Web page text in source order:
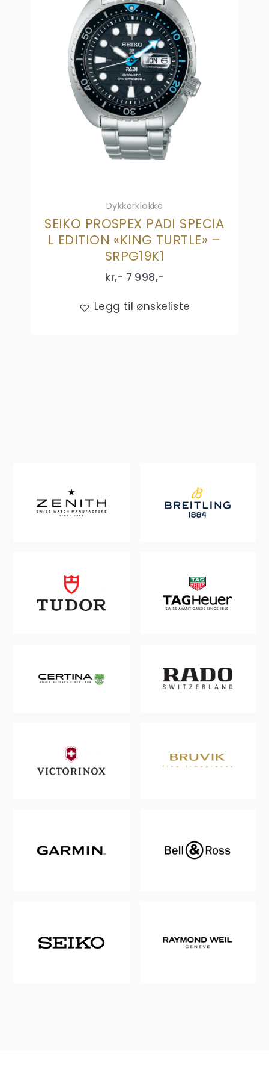
Dykkerklokke
SEIKO PROSPEX PADI SPECIA
L EDITION «KING TURTLE» –
SRPG19K1
kr,- 7 998,-
Legg til ønskeliste